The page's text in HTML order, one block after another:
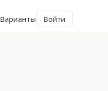
Варианты Войти